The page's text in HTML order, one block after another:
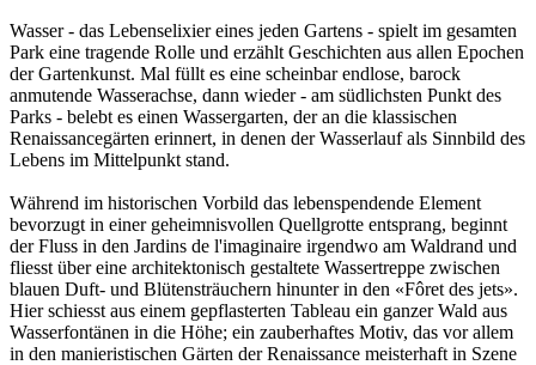
Wasser - das Lebenselixier eines jeden Gartens - spielt im gesamten
Park eine tragende Rolle und erzählt Geschichten aus allen Epochen
der Gartenkunst. Mal füllt es eine scheinbar endlose, barock
anmutende Wasserachse, dann wieder - am südlichsten Punkt des
Parks - belebt es einen Wassergarten, der an die klassischen
Renaissancegärten erinnert, in denen der Wasserlauf als Sinnbild des
Lebens im Mittelpunkt stand.
Während im historischen Vorbild das lebenspendende Element
bevorzugt in einer geheimnisvollen Quellgrotte entsprang, beginnt
der Fluss in den Jardins de l'imaginaire irgendwo am Waldrand und
fliesst über eine architektonisch gestaltete Wassertreppe zwischen
blauen Duft- und Blütensträuchern hinunter in den «Fôret des jets».
Hier schiesst aus einem gepflasterten Tableau ein ganzer Wald aus
Wasserfontänen in die Höhe; ein zauberhaftes Motiv, das vor allem
in den manieristischen Gärten der Renaissance meisterhaft in Szene